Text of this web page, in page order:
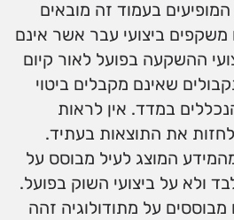
בעמוד זה מובאים
משקפים ביצועי עבר אשר אינם
ההשקעה בפועל לאור קיום
שאינם מקבלים ביטוי
במדד. אין לראות
לחזות את התוצאות בעתיד.
המוצג לעיל מבוסס על
ולא על ביצועי השוק בפועל.
מבוססים על מתודולוגיה זהה